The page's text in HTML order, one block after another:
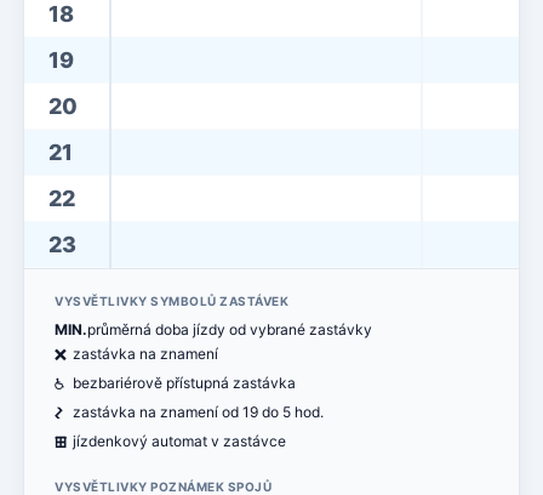
18
19
20
21
22
23
VYSVĚTLIVKY SYMBOLŮ ZASTÁVEK
MIN.průměrná doba jízdy od vybrané zastávky
ë zastávka na znamení
@ bezbariérově přístupná zastávka
ó zastávka na znamení od 19 do 5 hod.
æ jízdenkový automat v zastávce
VYSVĚTLIVKY POZNÁMEK SPOJŮ